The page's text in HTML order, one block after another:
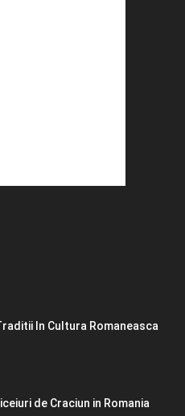
In Cultura Romaneasca
de Craciun in Romania